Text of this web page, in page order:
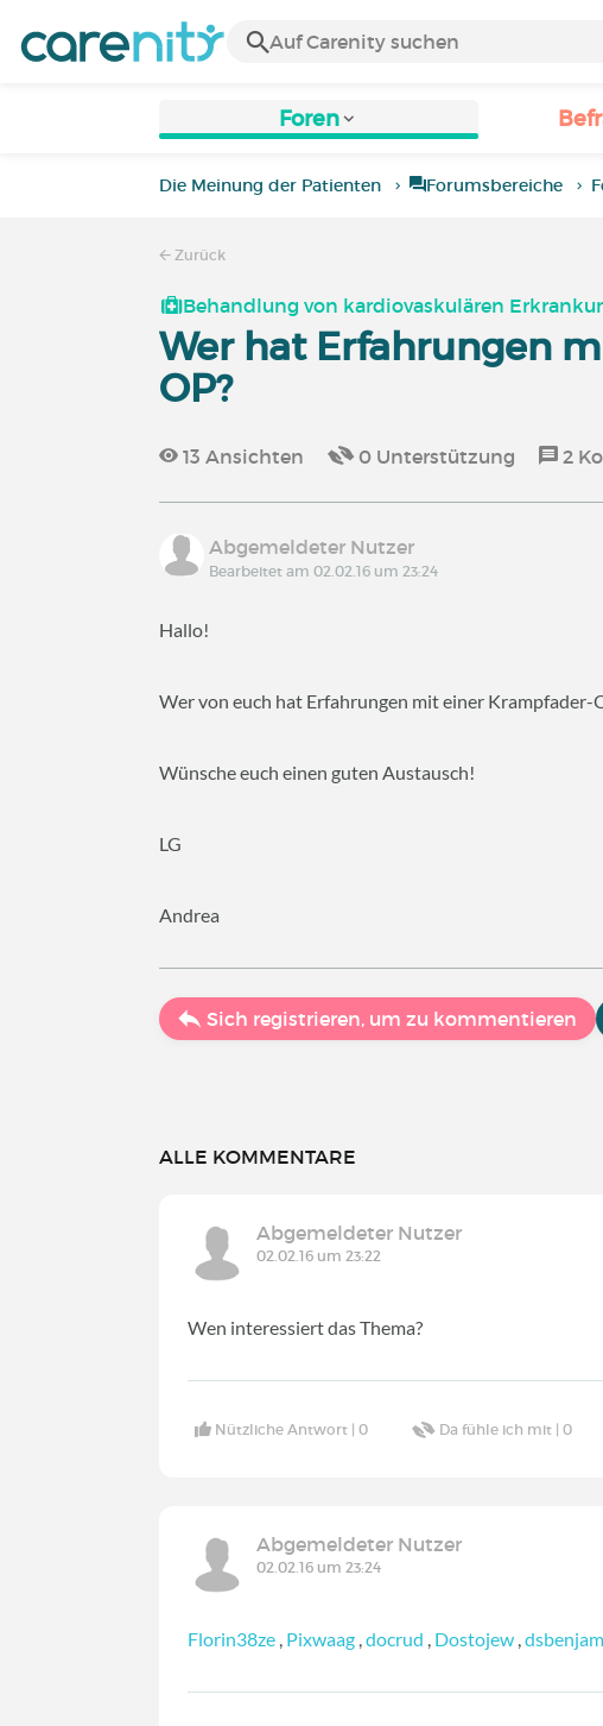
Foren
Die Meinung der Patienten Forumsbereiche
Zurück
Behandlung von kardiovaskulären
Wer hat Erfahrungen
OP?
13 Ansichten 0 Unterstützung 2
Abgemeldeter Nutzer
Bearbeitet am 02.02.16 um 23:24
Hallo!
Wer von euch hat Erfahrungen mit einer Krampfader-
Wünsche euch einen guten Austausch!
LG
Andrea
Sich registrieren, um zu kommentieren
ALLE KOMMENTARE
Abgemeldeter Nutzer
02.02.16 um 23:22
Wen interessiert das Thema?
Nützliche Antwort |0 Da fühle ich mit |0
Abgemeldeter Nutzer
02.02.16 um 23:24
Florin38ze Pixwaag ,docrud Dostojew ,